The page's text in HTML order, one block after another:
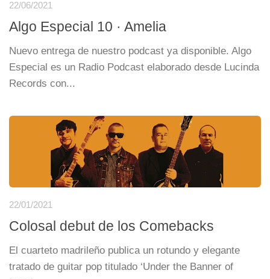
22/06/2021
Algo Especial 10 · Amelia
Nuevo entrega de nuestro podcast ya disponible. Algo
Especial es un Radio Podcast elaborado desde Lucinda
Records con...
22/01/2021
Colosal debut de los Comebacks
El cuarteto madrileño publica un rotundo y elegante
tratado de guitar pop titulado ‘Under the Banner of